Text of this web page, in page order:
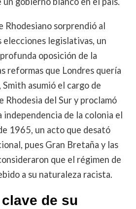
Rhodesiano sorprendió al
elecciones legislativas, un
oposición de la
reformas que Londres quería
asumió el cargo de
Rhodesia del Sur y proclamó
de la colonia el
1965, un acto que desató
pues Gran Bretaña y las
que el régimen de
a su naturaleza racista.
de su